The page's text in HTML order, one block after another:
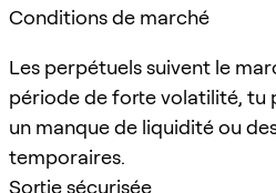
Conditions de marché
Les perpétuels suivent le
période de forte volatilité, tu
un manque de liquidité ou
temporaires.
Sortie sécurisée